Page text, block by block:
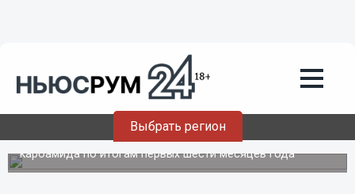
Выбрать регион
«Портовый Альянс» увеличил
перевалку карбамида до 297 тысяч
тонн
Морские площадки холдинга показали рост отгрузок
карбамида по итогам первых шести месяцев года